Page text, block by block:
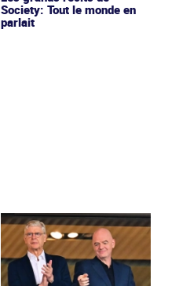
Society: Tout le monde en
parlait